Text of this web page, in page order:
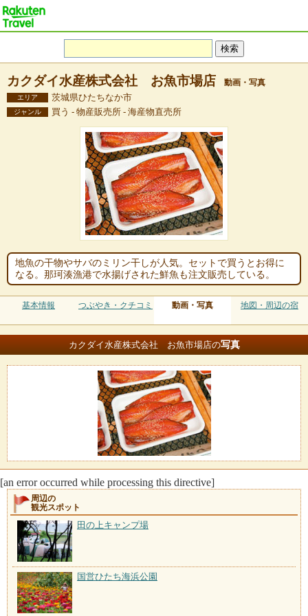
カクダイ水産株式会社 お魚市場店 動画・写真
エリア 茨城県ひたちなか市
ジャンル 買う - 物産販売所 - 海産物直売所
地魚の干物やサバのミリン干しが人気。セットで買うとお得に
なる。那珂湊漁港で水揚げされた鮮魚も注文販売している。
基本情報 つぶやき・クチコミ 動画・写真 地図・周辺の宿
カクダイ水産株式会社 お魚市場店の写真
[an error occurred while processing this directive]
周辺の
観光スポット
田の上キャンプ場
国営ひたち海浜公園